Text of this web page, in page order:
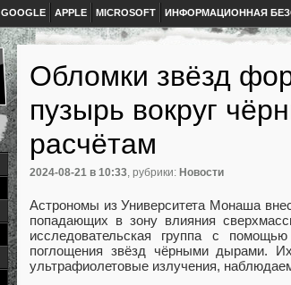
GOOGLE APPLE MICROSOFT ИНФОРМАЦИОННАЯ
Обломки звёзд
пузырь вокруг
расчётам
2024-08-21 в 10:33, рубрики: Новости
Астрономы из Университета Монаша
попадающих в зону влияния
исследовательская группа с
поглощения звёзд чёрными дырами.
ультрафиолетовые излучения,